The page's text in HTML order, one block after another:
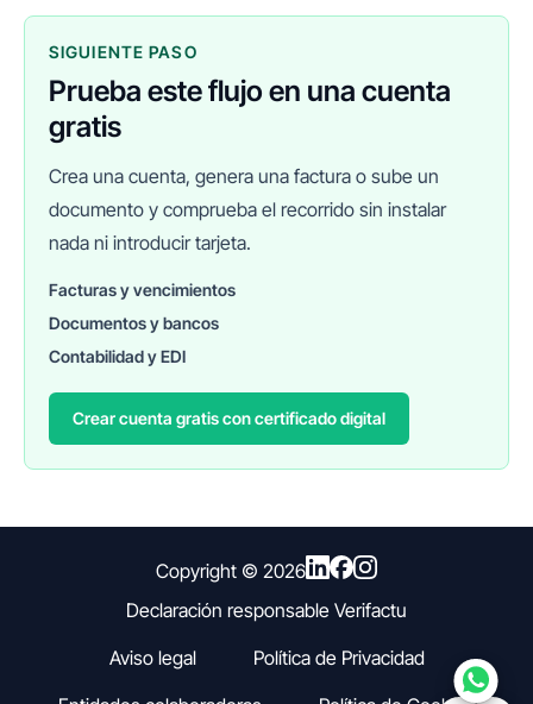
SIGUIENTE PASO
Prueba este flujo en una cuenta
gratis
Crea una cuenta, genera una factura o sube un
documento y comprueba el recorrido sin instalar
nada ni introducir tarjeta.
Facturas y vencimientos
Documentos y bancos
Contabilidad y EDI
Crear cuenta gratis con certificado digital
Copyright © 2026
Declaración responsable Verifactu
Aviso legal
Política de Privacidad
FINANEDI
Hablemos ahora
Pedir información sobre FinanEDI